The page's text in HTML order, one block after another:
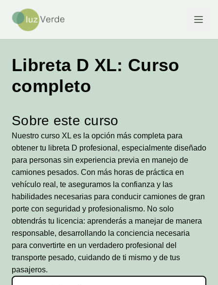
Libreta D XL: Curso
completo
Sobre este curso
Nuestro curso XL es la opción más completa para
obtener tu libreta D profesional, especialmente diseñado
para personas sin experiencia previa en manejo de
camiones pesados. Con más horas de práctica en
vehículo real, te aseguramos la confianza y las
habilidades necesarias para conducir camiones de gran
porte con seguridad y profesionalismo. No solo
obtendrás tu licencia: aprenderás a manejar de manera
responsable, desarrollando la conciencia necesaria
para convertirte en un verdadero profesional del
transporte pesado, cuidando de ti mismo y de tus
pasajeros.